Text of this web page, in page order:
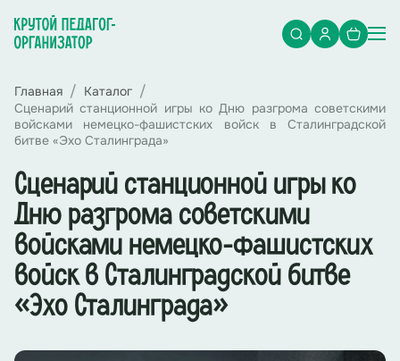
Главная
Каталог
Сценарий станционной игры ко Дню разгрома советскими
войсками немецко-фашистских войск в Сталинградской
битве «Эхо Сталинграда»
Сценарий станционной игры ко
Дню разгрома советскими
войсками немецко-фашистских
войск в Сталинградской битве
«Эхо Сталинграда»